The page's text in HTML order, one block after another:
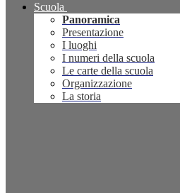
Scuola
Panoramica
Presentazione
I luoghi
I numeri della scuola
Le carte della scuola
Organizzazione
La storia